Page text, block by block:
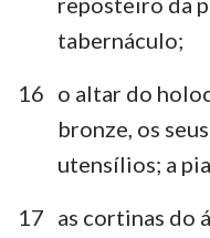
tabernáculo;
16 o altar do
bronze, os
utensílios; a
17 as cortinas do